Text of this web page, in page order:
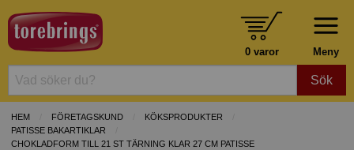
Meny
0 varor
Sök
HEM FÖRETAGSKUND
KÖKSPRODUKTER
PATISSE BAKARTIKLAR
CHOKLADFORM TILL 21 ST TÄRNING KLAR 27 CM PATISSE